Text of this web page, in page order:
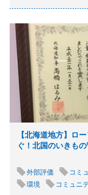
【北海道地方】ロ
ぐ！北国のいきも
外部評価 コミ
環境
コミュニ